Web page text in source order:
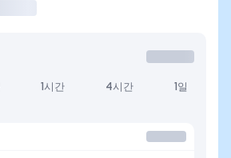
1시간 4시간 1일